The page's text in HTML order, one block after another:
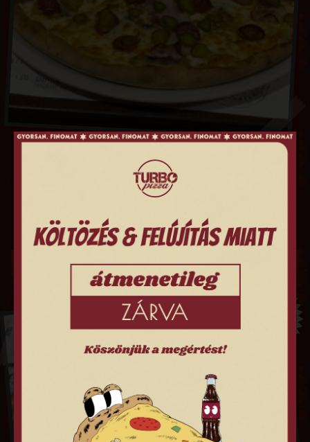
Tejfölös alap, sajt, kolbász, bacon, gomba, csemege ubi
TOVÁBB
3,690 FT